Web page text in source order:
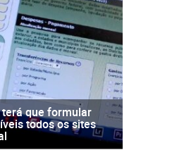
terá que formular
todos os sites